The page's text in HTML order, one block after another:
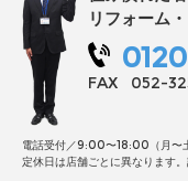
リフォーム
FAX 052-
電話受付／9:00〜18:00（月〜
定休日は店舗ごとに異なります